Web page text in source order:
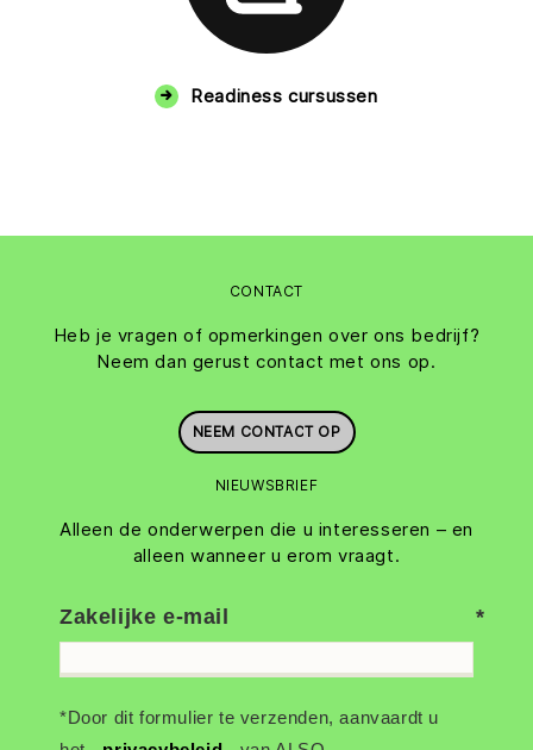
Readiness cursussen
CONTACT
Heb je vragen of opmerkingen over ons bedrijf?
Neem dan gerust contact met ons op.
NEEM CONTACT OP
NIEUWSBRIEF
Alleen de onderwerpen die u interesseren – en
alleen wanneer u erom vraagt.
Zakelijke e-mail
*Door dit formulier te verzenden, aanvaardt u